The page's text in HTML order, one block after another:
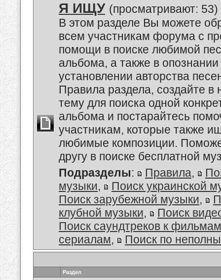
Я ИЩУ (просматривают: 53)
В этом разделе Вы можете
всем участникам форума с
помощи в поиске любимой
альбома, а также в опознании
установлении авторства
Правила раздела, создайте в
тему для поиска одной
альбома и постарайтесь
участникам, которые также
любимые композиции.
другу в поиске бесплатной
Подразделы: Правила,
музыки,
Поиск украинской
Поиск зарубежной музыки,
клубной музыки,
Поиск
Поиск саундтреков к
сериалам, Поиск по
Раздел